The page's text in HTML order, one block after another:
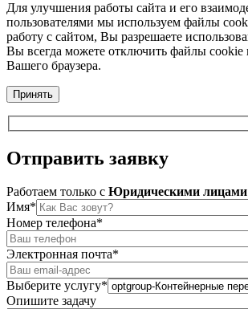
Для улучшения работы сайта и его
пользователями мы используем файлы
работу с сайтом, Вы разрешаете
Вы всегда можете отключить файлы cookie
Вашего браузера.
Принять
Отправить заявку
Работаем только c Юридическими лицами
Имя*
Номер телефона*
Электронная почта*
Выберите услугу*
Опишите задачу